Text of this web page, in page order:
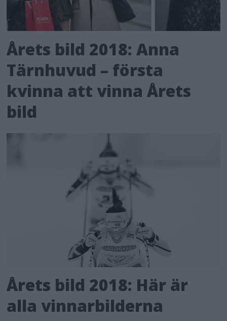
Årets bild 2018: Anna
Tärnhuvud – första
kvinna att vinna Årets
bild
Årets bild 2018: Här är
alla vinnarbilderna